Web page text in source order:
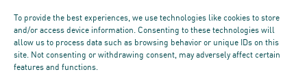
To provide the best experiences, we use technologies like cookies to store
and/or access device information. Consenting to these technologies will
allow us to process data such as browsing behavior or unique IDs on this
site. Not consenting or withdrawing consent, may adversely affect certain
features and functions.